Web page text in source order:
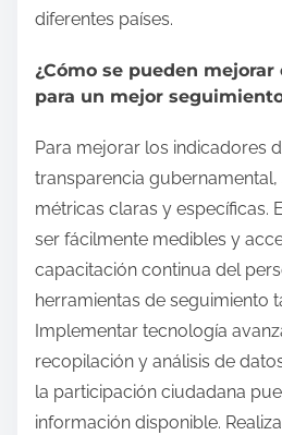
diferentes países.
¿Cómo se pueden
para un mejor
Para mejorar los indicadores
transparencia
métricas claras y específicas.
ser fácilmente medibles y
capacitación continua del
herramientas de seguimiento
Implementar tecnología
recopilación y análisis de
la participación ciudadana
información disponible.